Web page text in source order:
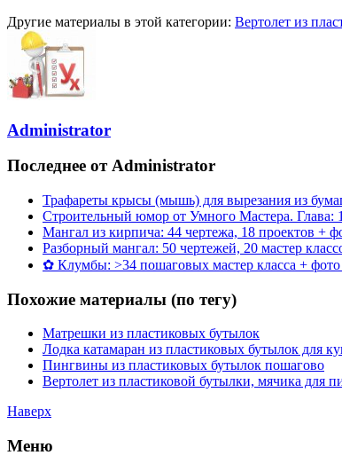
Другие материалы в этой категории: Вертолет из
Administrator
Последнее от Administrator
Трафареты крысы (мышь) для вырезания из
Строительный юмор от Умного Мастера. Глава:
Мангал из кирпича: 44 чертежа, 18 проектов +
Разборный мангал: 50 чертежей, 20 мастер
✿ Клумбы: >34 пошаговых мастер класса +
Похожие материалы (по тегу)
Матрешки из пластиковых бутылок
Лодка катамаран из пластиковых бутылок для
Пингвины из пластиковых бутылок пошагово
Вертолет из пластиковой бутылки, мячика для
Наверх
Меню